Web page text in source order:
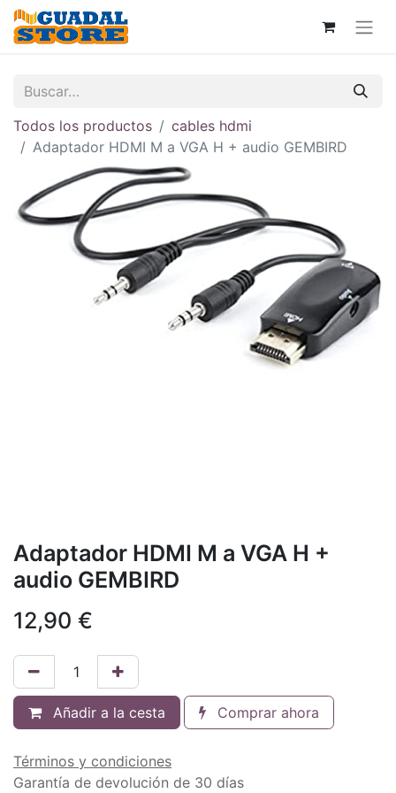
Todos los productos
cables hdmi
Adaptador HDMI M a VGA H + audio GEMBIRD
Adaptador HDMI M a VGA H +
audio GEMBIRD
12,90 €
Añadir a la cesta Comprar ahora
Términos y condiciones
Garantía de devolución de 30 días